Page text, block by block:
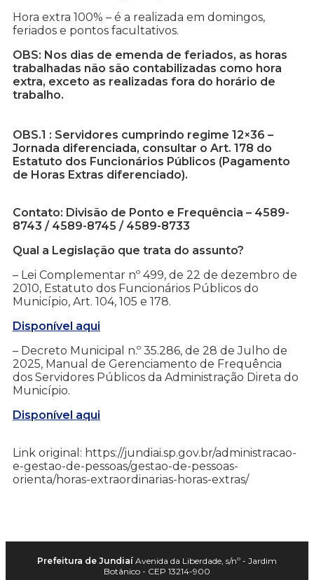
Hora extra 100% – é a realizada em domingos,
feriados e pontos facultativos.
OBS: Nos dias de emenda de feriados, as horas
trabalhadas não são contabilizadas como hora
extra, exceto as realizadas fora do horário de
trabalho.
OBS.1 : Servidores cumprindo regime 12×36 –
Jornada diferenciada, consultar o Art. 178 do
Estatuto dos Funcionários Públicos (Pagamento
de Horas Extras diferenciado).
Contato: Divisão de Ponto e Frequência – 4589-
8743 / 4589-8745 / 4589-8733
Qual a Legislação que trata do assunto?
– Lei Complementar nº 499, de 22 de dezembro de
2010, Estatuto dos Funcionários Públicos do
Município, Art. 104, 105 e 178.
Disponível aqui
– Decreto Municipal n.º 35.286, de 28 de Julho de
2025, Manual de Gerenciamento de Frequência
dos Servidores Públicos da Administração Direta do
Município.
Disponível aqui
Link original: https://jundiai.sp.gov.br/administracao-
e-gestao-de-pessoas/gestao-de-pessoas-
orienta/horas-extraordinarias-horas-extras/
Prefeitura de Jundiaí Avenida da Liberdade, s/nº - Jardim
Botânico - CEP 13214-900